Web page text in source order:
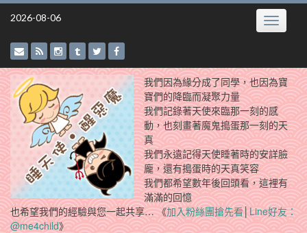
Skip
2026-08-06 Toggle
我們因為緣分成了同學，也因為寶
寶們的降臨而凝聚力量
我們記錄著天使來臨那一刻的感
動，也刻畫著魔鬼搗蛋那一刻的天
真
我們永遠記得天使睡著時的安詳臉
龐，還有搗蛋時的天真笑容
我們都希望數年後回頭看，這裡有
滿滿的回憶
也希望我們的經驗與您一起共享… 《加入粉絲團搶先看│Line好友：
@me4child》